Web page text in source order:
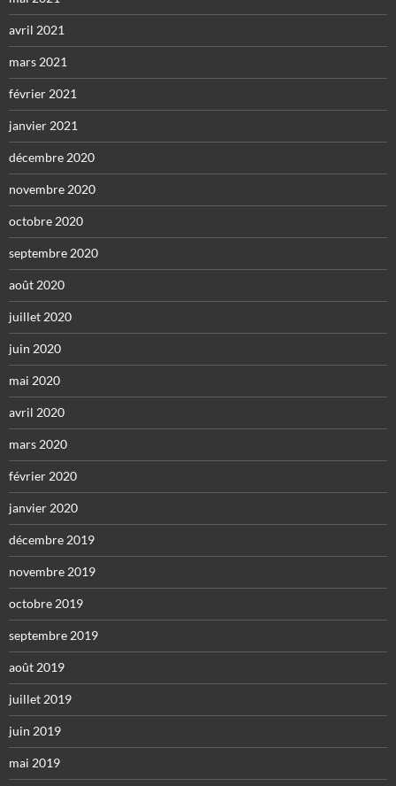
avril 2021
mars 2021
février 2021
janvier 2021
décembre 2020
novembre 2020
octobre 2020
septembre 2020
août 2020
juillet 2020
juin 2020
mai 2020
avril 2020
mars 2020
février 2020
janvier 2020
décembre 2019
novembre 2019
octobre 2019
septembre 2019
août 2019
juillet 2019
juin 2019
mai 2019